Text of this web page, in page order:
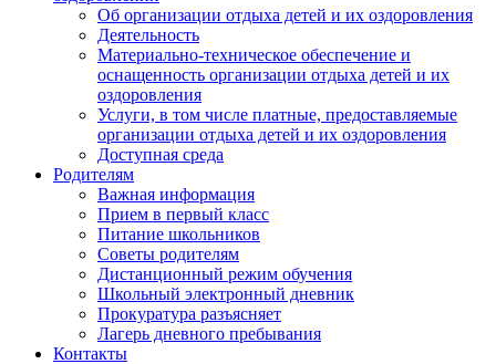
Об организации отдыха детей и их оздоровления
Деятельность
Материально-техническое обеспечение и
оснащенность организации отдыха детей и их
оздоровления
Услуги, в том числе платные, предоставляемые
организации отдыха детей и их оздоровления
Доступная среда
Родителям
Важная информация
Прием в первый класс
Питание школьников
Советы родителям
Дистанционный режим обучения
Школьный электронный дневник
Прокуратура разъясняет
Лагерь дневного пребывания
Контакты